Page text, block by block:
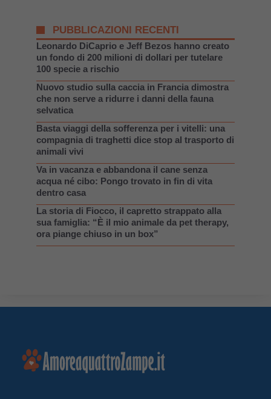
PUBBLICAZIONI RECENTI
Leonardo DiCaprio e Jeff Bezos hanno creato
un fondo di 200 milioni di dollari per tutelare
100 specie a rischio
Nuovo studio sulla caccia in Francia dimostra
che non serve a ridurre i danni della fauna
selvatica
Basta viaggi della sofferenza per i vitelli: una
compagnia di traghetti dice stop al trasporto di
animali vivi
Va in vacanza e abbandona il cane senza
acqua né cibo: Pongo trovato in fin di vita
dentro casa
La storia di Fiocco, il capretto strappato alla
sua famiglia: “È il mio animale da pet therapy,
ora piange chiuso in un box”